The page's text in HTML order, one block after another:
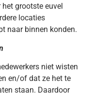
grootste euvel
locaties
naar binnen konden.
niet wisten
en/of dat ze het te
staan. Daardoor